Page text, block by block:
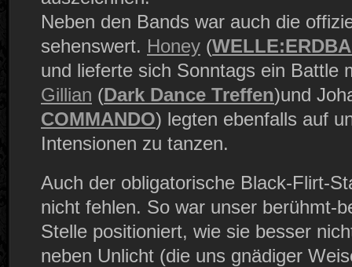
Neben den Bands war auch die
sehenswert. Honey (
und lieferte sich Sonntags ein Battle
Gillian (Dark Dance Treffen)und
COMMANDO) legten ebenfalls auf
Intensionen zu tanzen.
Auch der obligatorische Black-Flirt-
nicht fehlen. So war unser berühmt-
Stelle positioniert, wie sie besser
neben Unlicht (die uns gnädiger